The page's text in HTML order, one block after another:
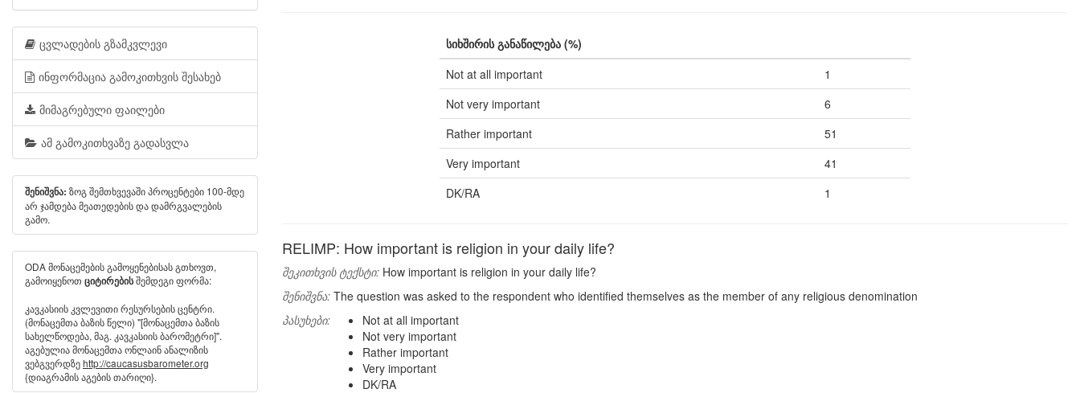
სიხშირის განაწილება (%)
Not at all important
1
Not very important
6
Rather important
51
Very important
41
DK/RA
1
RELIMP: How important is religion in your daily life?
შეკითხვის ტექსტი: How important is religion in your daily life?
შენიშვნა: The question was asked to the respondent who identified themselves as the member of any religious denomination
პასუხები:
Not at all important
Not very important
Rather important
Very important
DK/RA
ცვლადების გზამკვლევი
ინფორმაცია გამოკითხვის შესახებ
მიმაგრებული ფაილები
ამ გამოკითხვაზე გადასვლა
შენიშვნა: ზოგ შემთხვევაში პროცენტები 100-მდე
არ ჯამდება მეათედების და დამრგვალების
გამო.
ODA მონაცემების გამოყენებისას გთხოვთ,
გამოიყენოთ ციტირებისშემდეგი ფორმა:
კავკასიის კვლევითი რესურსების ცენტრი.
(მონაცემთა ბაზის წელი) "[მონაცემთა ბაზის
სახელწოდება, მაგ. კავკასიის ბარომეტრი]".
აგებულია მონაცემთა ონლაინ ანალიზის
ვებგვერდზეhttp://caucasusbarometer.org
{დიაგრამის აგების თარიღი}.